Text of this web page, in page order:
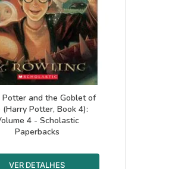
Potter and the Goblet of
(Harry Potter, Book 4):
4 - Scholastic
Paperbacks